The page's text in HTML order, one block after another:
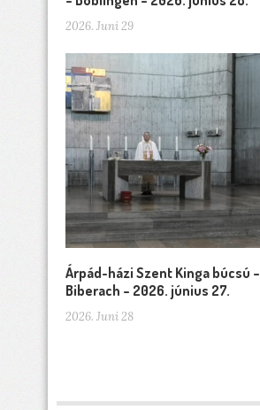
2026. Juni 29
Árpád-házi Szent Kinga búcsú –
Biberach – 2026. június 27.
2026. Juni 28